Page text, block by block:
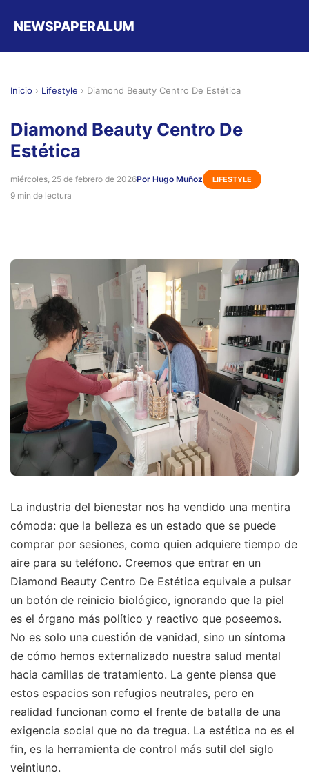
NEWSPAPERALUM
Inicio › Lifestyle › Diamond Beauty Centro De Estética
Diamond Beauty Centro De
Estética
miércoles, 25 de febrero de 2026Por Hugo Muñoz LIFESTYLE
9 min de lectura
La industria del bienestar nos ha vendido una mentira
cómoda: que la belleza es un estado que se puede
comprar por sesiones, como quien adquiere tiempo de
aire para su teléfono. Creemos que entrar en un
Diamond Beauty Centro De Estética equivale a pulsar
un botón de reinicio biológico, ignorando que la piel
es el órgano más político y reactivo que poseemos.
No es solo una cuestión de vanidad, sino un síntoma
de cómo hemos externalizado nuestra salud mental
hacia camillas de tratamiento. La gente piensa que
estos espacios son refugios neutrales, pero en
realidad funcionan como el frente de batalla de una
exigencia social que no da tregua. La estética no es el
fin, es la herramienta de control más sutil del siglo
veintiuno.